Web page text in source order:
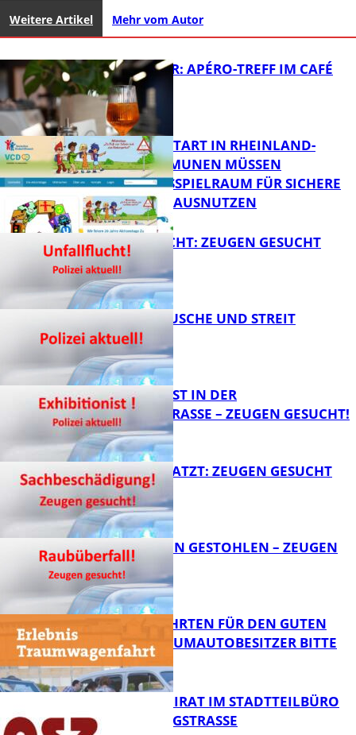
Weitere Artikel Mehr vom Autor
FB Kultur
HOT SUMMER: APÉRO-TREFF IM CAFÉ
LUMA
ZUM SCHULSTART IN RHEINLAND-
PFALZ: KOMMUNEN MÜSSEN
HANDLUNGSSPIELRAUM FÜR SICHERE
SCHULWEGE AUSNUTZEN
UNFALLFLUCHT: ZEUGEN GESUCHT
KNALLGERÄUSCHE UND STREIT
EXHIBITIONIST IN DER
VELMANNSTRASSE – ZEUGEN GESUCHT!
AUTO ZERKRATZT: ZEUGEN GESUCHT
FB News
TEURE KETTEN GESTOHLEN – ZEUGEN
GESUCHT!
SPENDENFAHRTEN FÜR DEN GUTEN
ZWECK – TRAUMAUTOBESITZER BITTE
MELDEN!
SENIORENBEIRAT IM STADTTEILBÜRO
IN DER KÖNIGSTRASSE